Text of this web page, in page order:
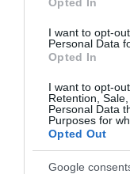
I want to opt-
Personal Data
Opted In
I want to opt-
Retention,
Personal Data
Purposes for
Opted Out
Google
bizonnyal sokkal
eddigi földi
szervezetekre,
hosszabb és
Forrás:Futurism